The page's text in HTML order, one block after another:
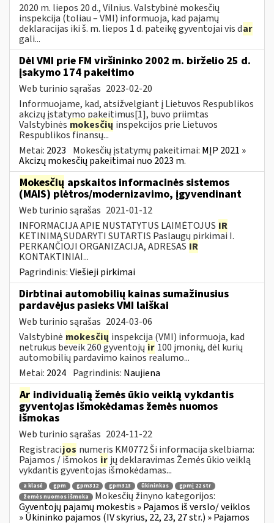
2020 m. liepos 20 d., Vilnius. Valstybinė mokesčių
inspekcija (toliau – VMI) informuoja, kad pajamų
deklaracijas iki š. m. liepos 1 d. pateikę gyventojai vis dar
gali...
Dėl VMI prie FM viršininko 2002 m. birželio 25 d.
įsakymo 174 pakeitimo
Web turinio sąrašas 2023-02-20
Informuojame, kad, atsižvelgiant į Lietuvos Respublikos
akcizų įstatymo pakeitimus[1], buvo priimtas
Valstybinės mokesčių inspekcijos prie Lietuvos
Respublikos finansų...
Metai: 2023 Mokesčių įstatymų pakeitimai: MĮP 2021 »
Akcizų mokesčių pakeitimai nuo 2023 m.
Mokesčių apskaitos informacinės sistemos
(MAIS) plėtros/modernizavimo, įgyvendinant
Web turinio sąrašas 2021-01-12
INFORMACIJA APIE NUSTATYTUS LAIMĖTOJUS IR
KETINIMĄ SUDARYTI SUTARTIS Paslaugų pirkimai I.
PERKANČIOJI ORGANIZACIJA, ADRESAS IR
KONTAKTINIAI...
Pagrindinis:Viešieji pirkimai
Dirbtinai automobilių kainas sumažinusius
pardavėjus pasieks VMI laiškai
Web turinio sąrašas 2024-03-06
Valstybinė mokesčių inspekcija (VMI) informuoja, kad
netrukus beveik 260 gyventojų ir 100 įmonių, dėl kurių
automobilių pardavimo kainos realumo...
Metai: 2024 Pagrindinis: Naujiena
Ar individualią žemės ūkio veiklą vykdantis
gyventojas išmokėdamas žemės nuomos
išmokas
Web turinio sąrašas 2024-11-22
Registracijos numeris KM0772 Ši informacija skelbiama:
Pajamos / išmokos ir jų deklaravimas Žemės ūkio veiklą
vykdantis gyventojas išmokėdamas...
a klasė gpm gpm312 gpm313 ūkininkas
gpmį 22 str
žemės nuomos išmoka
Mokesčių žinyno kategorijos:
Gyventojų pajamų mokestis » Pajamos iš verslo/ veiklos
» Ūkininko pajamos (IV skyrius, 22, 23, 27 str.) » Pajamos